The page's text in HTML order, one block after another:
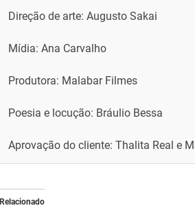
Direção de arte: Augusto Sakai
Mídia: Ana Carvalho
Produtora: Malabar Filmes
Poesia e locução: Bráulio Bessa
Aprovação do cliente: Thalita Real e
Relacionado